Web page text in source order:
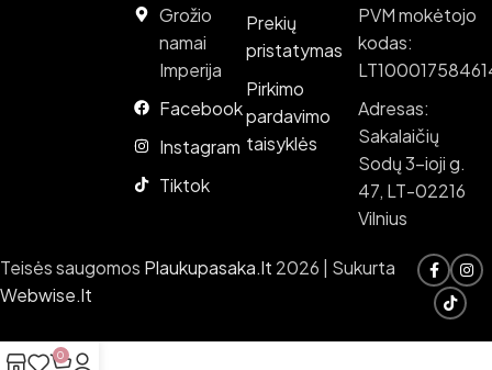
Grožio
namai
Imperija
Facebook
Instagram
Tiktok
Prekių
pristatymas
Pirkimo
pardavimo
taisyklės
PVM mokėtojo
kodas:
Adresas:
Sakalaičių
Sodų 3-ioji g.
47, LT-02216
Vilnius
Teisės saugomos Plaukupasaka.lt 2026 | Sukurta
Webwise.lt
0